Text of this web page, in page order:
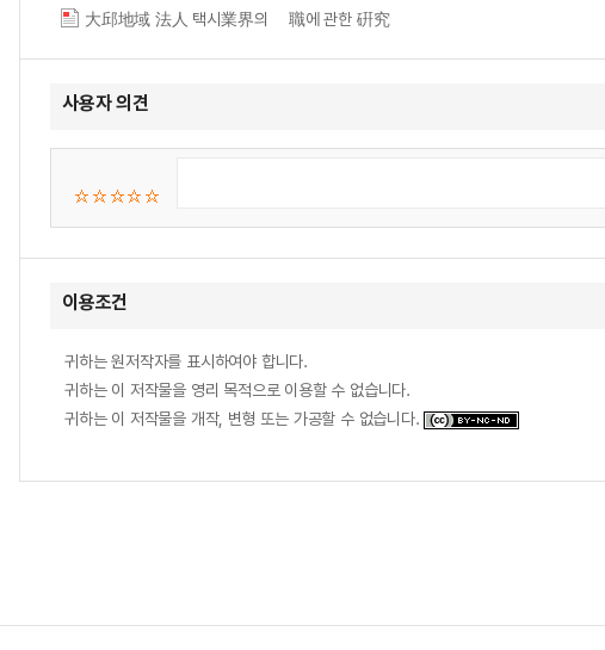
大邱地域 法人 택시業界의 離職에 관한 硏究
사용자 의견
이용조건
귀하는 원저작자를 표시하여야 합니다.
귀하는 이 저작물을 영리 목적으로 이용할 수 없습니다.
귀하는 이 저작물을 개작, 변형 또는 가공할 수 없습니다.